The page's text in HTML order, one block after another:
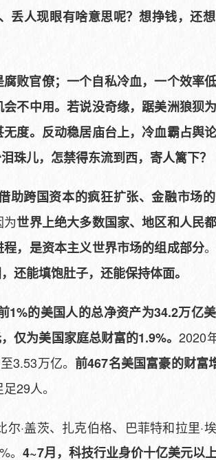
丢人现眼有啥意思呢？想挣钱，还
败官僚；一个自私冷血，一个效率
不中用。若说没奇缘，踞美洲狼狈
度。反动稳居庙台上，冷血霸占舆
珠儿，怎禁得东流到西，寄人篱下？
助跨国资本的疯狂扩张、金融市场
为世界上绝大多数国家、地区和人民
，是资本主义世界市场的组成部分
还能填饱肚子，还能保持体面。
的美国人的总净资产为34.2万亿
仅为美国家庭总财富的1.9%。2020
3.53万亿。 前467名美国富豪的财富
29人。
·盖茨、扎克伯格、巴菲特和拉里·
。 4~7月，科技行业身价十亿美元以